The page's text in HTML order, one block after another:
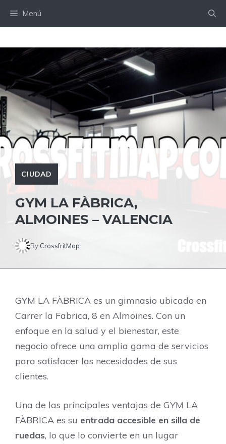
Menú
CIUDAD
GYM LA FÀBRICA,
ALMOINES – VALENCIA
By CrossfritMap
GYM LA FÀBRICA es un gimnasio ubicado en
Carrer la Fabrica, 8 en Almoines. Con un
enfoque en la salud y el bienestar, este
negocio ofrece una amplia gama de servicios
para satisfacer las necesidades de sus
clientes.
Una de las principales ventajas de GYM LA
FÀBRICA es su entrada accesible en silla de
ruedas, lo que lo convierte en un lugar